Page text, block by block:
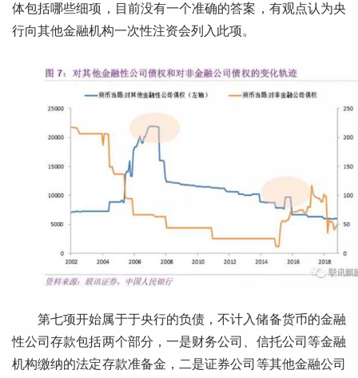
体包括哪些细项，目前没有一个准确的答案，有观点认为央
行向其他金融机构一次性注资会列入此项。
第七项开始属于于央行的负债，不计入储备货币的金融
性公司存款包括两个部分，一是财务公司、信托公司等金融
机构缴纳的法定存款准备金，二是证券公司等其他金融公司